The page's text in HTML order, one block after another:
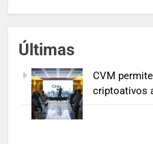
Últimas
CVM
criptoativos